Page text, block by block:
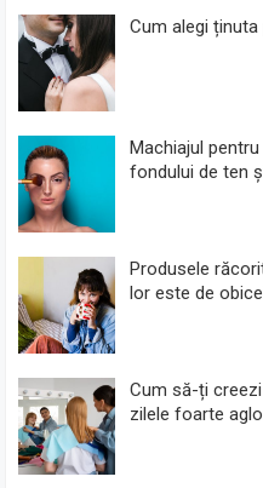
Cum alegi
Machiajul
fondului de ten
Produsele
lor este de
Cum să-ți
zilele foarte